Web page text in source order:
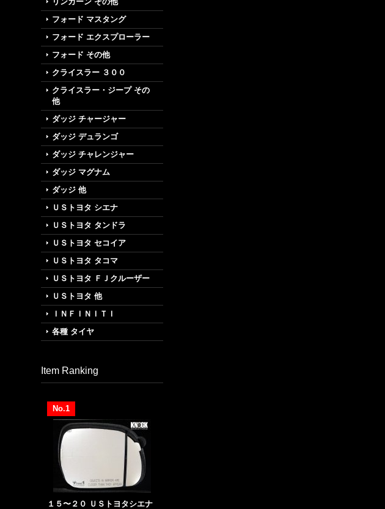
フォード マスタング
フォード エクスプローラー
フォード その他
クライスラー ３００
クライスラー・ジープ その
他
ダッジ チャージャー
ダッジ デュランゴ
ダッジ チャレンジャー
ダッジ マグナム
ダッジ 他
ＵＳトヨタ シエナ
ＵＳトヨタ タンドラ
ＵＳトヨタ セコイア
ＵＳトヨタ タコマ
ＵＳトヨタ ＦＪクルーザー
ＵＳトヨタ 他
ＩＮＦＩＮＩＴＩ
各種 タイヤ
Item Ranking
No.1
１５〜２０ ＵＳトヨタシエナ